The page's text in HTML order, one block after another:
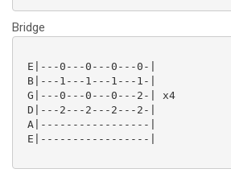
Bridge
E|---0---0---0---0-|
B|---1---1---1---1-|
G|---0---0---0---2-| x4
D|---2---2---2---2-|
A|-----------------|
E|-----------------|